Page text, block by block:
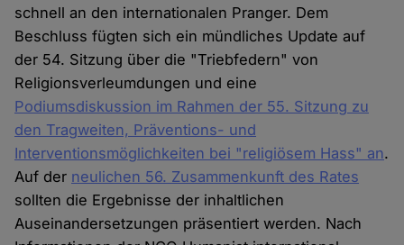
schnell an den internationalen Pranger. Dem
Beschluss fügten sich ein mündliches Update auf
der 54. Sitzung über die "Triebfedern" von
Religionsverleumdungen und eine
Podiumsdiskussion im Rahmen der 55. Sitzung zu
den Tragweiten, Präventions- und
Interventionsmöglichkeiten bei "religiösem Hass" an.
Auf der neulichen 56. Zusammenkunft des Rates
sollten die Ergebnisse der inhaltlichen
Auseinandersetzungen präsentiert werden. Nach